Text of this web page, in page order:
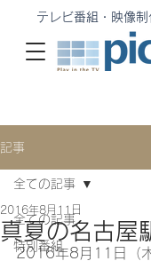
テレビ番組・映像
記事
全ての記事
特別番組
全ての記事
真夏の名古屋
2016年8月11日
2016年8月11日（